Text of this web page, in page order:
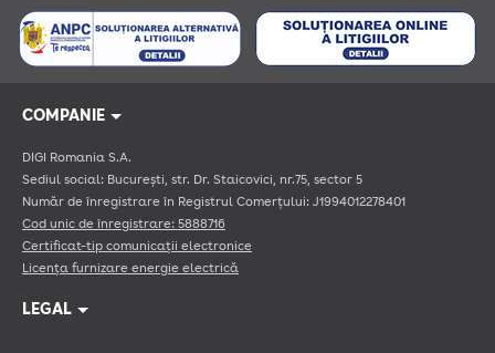
COMPANIE
Cariere
Comunicate de presă
Email Anywhere
Contact
Raportare nereguli
DIGI Romania S.A.
Sediul social: București, str. Dr. Staicovici, nr.75, sector 5
Număr de înregistrare în Registrul Comerțului: J1994012278401
Cod unic de înregistrare: 5888716
Certificat-tip comunicații electronice
Licența furnizare energie electrică
LEGAL